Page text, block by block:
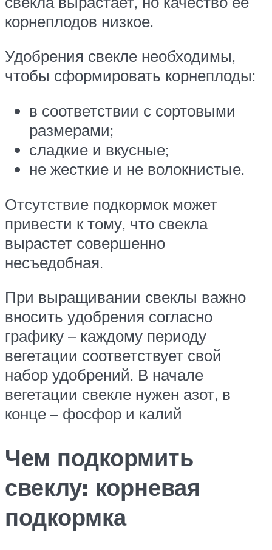
корнеплодов низкое.
Удобрения свекле необходимы,
чтобы сформировать корнеплоды:
в соответствии с сортовыми
размерами;
сладкие и вкусные;
не жесткие и не волокнистые.
Отсутствие подкормок может
привести к тому, что свекла
вырастет совершенно
несъедобная.
При выращивании свеклы важно
вносить удобрения согласно
графику – каждому периоду
вегетации соответствует свой
набор удобрений. В начале
вегетации свекле нужен азот, в
конце – фосфор и калий
Чем подкормить
свеклу: корневая
подкормка